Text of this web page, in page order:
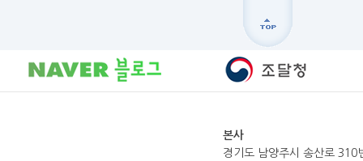
본사
경기도 남양주시 송산로 310